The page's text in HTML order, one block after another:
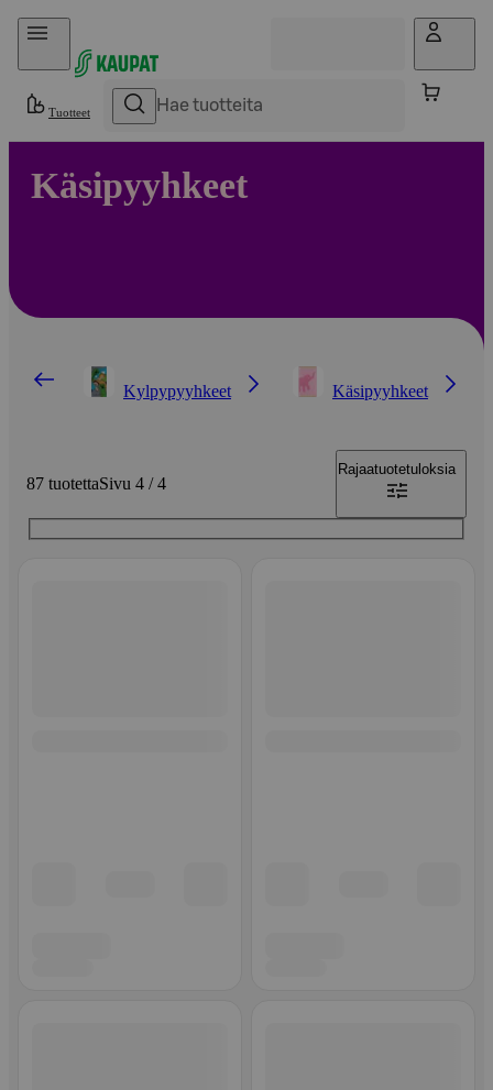
Hyppää sisältöön
Tuotteet
Käsipyyhkeet
Kylpypyyhkeet Käsipyyhkeet
87 tuotettaSivu 4 / 4
Rajaatuotetuloksia